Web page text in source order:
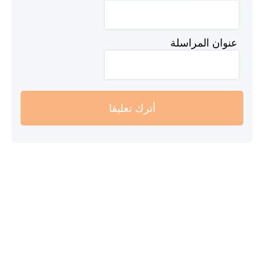
عنوان المراسلة
أترك تعليقا